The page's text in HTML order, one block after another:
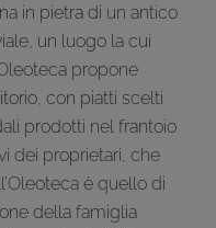
in pietra di un antico
un luogo la cui
propone
con piatti scelti
prodotti nel frantoio
dei proprietari, che
è quello di
della famiglia